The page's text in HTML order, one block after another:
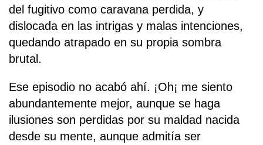
del fugitivo como caravana perdida, y
dislocada en las intrigas y malas intenciones,
quedando atrapado en su propia sombra
brutal.
Ese episodio no acabó ahí. ¡Oh¡ me siento
abundantemente mejor, aunque se haga
ilusiones son perdidas por su maldad nacida
desde su mente, aunque admitía ser